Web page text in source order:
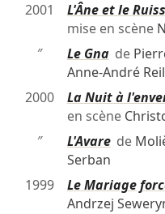
2001
L'Âne et le
mise en scène
″
Le Gnade
Anne-André
2000
La Nuit à
en scène
″
L'Avarede
Serban
1999
Le Mariage
Andrzej